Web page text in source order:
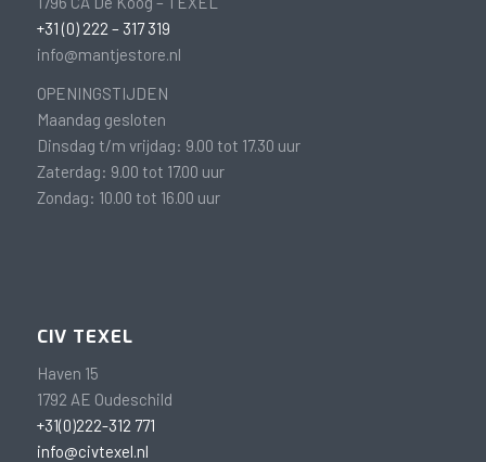
+31 (0) 222 – 317 319
info@mantjestore.nl
OPENINGSTIJDEN
Maandag gesloten
Dinsdag t/m vrijdag: 9.00 tot 17.30 uur
Zaterdag: 9.00 tot 17.00 uur
Zondag: 10.00 tot 16.00 uur
CIV TEXEL
Haven 15
1792 AE Oudeschild
+31(0)222-312 771
info@civtexel.nl